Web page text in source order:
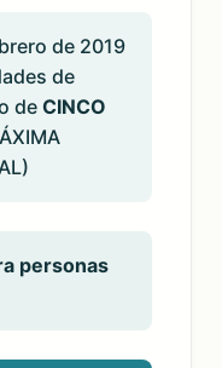
de 2019
de
de CINCO
personas